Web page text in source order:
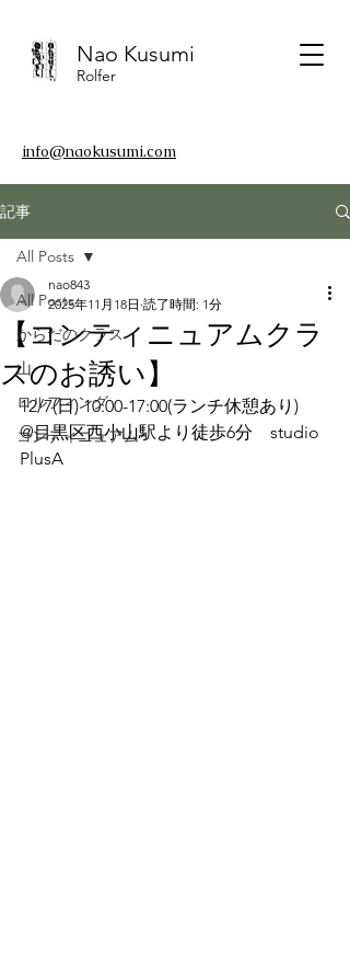
Nao Kusumi
Rolfer
​info@naokusumi.com
記事
All Posts
からだのクラス
山
ロルフィング
コンティニュアム
All Posts
【コンティニュアムクラ
スのお誘い】
nao843
2025年11月18日 読了時間: 1分
12/7(日) 10:00-17:00(ランチ休憩あり)
@目黒区西小山駅より徒歩6分　studio
PlusA